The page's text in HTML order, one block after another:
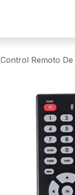
Control Remoto